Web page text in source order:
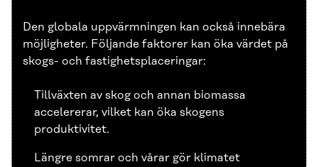
Den globala uppvärmningen kan också innebära
möjligheter. Följande faktorer kan öka värdet på
skogs- och fastighetsplaceringar:
Tillväxten av skog och annan biomassa
accelererar, vilket kan öka skogens
produktivitet.
Längre somrar och vårar gör klimatet